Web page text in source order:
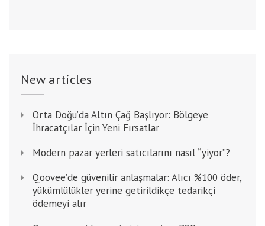
New articles
Orta Doğu’da Altın Çağ Başlıyor: Bölgeye
İhracatçılar İçin Yeni Fırsatlar
Modern pazar yerleri satıcılarını nasıl “yiyor”?
Qoovee’de güvenilir anlaşmalar: Alıcı %100 öder,
yükümlülükler yerine getirildikçe tedarikçi
ödemeyi alır